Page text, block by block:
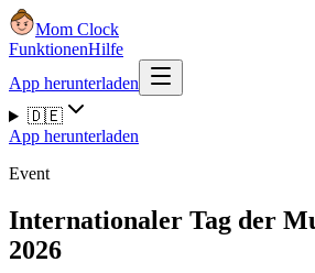
Mom Clock
FunktionenHilfe
App herunterladen
🇩🇪
App herunterladen
Event
Internationaler Tag der
2026